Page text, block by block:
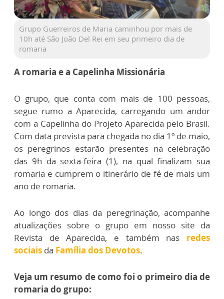
Grupo Guerreiros de Maria caminhou por mais de
10h até São João Del Rei em seu primeiro dia de
romaria
A romaria e a Capelinha Missionária
O grupo, que conta com mais de 100 pessoas,
segue rumo a Aparecida, carregando um andor
com a Capelinha do Projeto Aparecida pelo Brasil.
Com data prevista para chegada no dia 1º de maio,
os peregrinos estarão presentes na celebração
das 9h da sexta-feira (1), na qual finalizam sua
romaria e cumprem o itinerário de fé de mais um
ano de romaria.
Ao longo dos dias da peregrinação, acompanhe
atualizações sobre o grupo em nosso site da
Revista de Aparecida, e também nas redes
sociais da Família dos Devotos.
Veja um resumo de como foi o primeiro dia de
romaria do grupo: